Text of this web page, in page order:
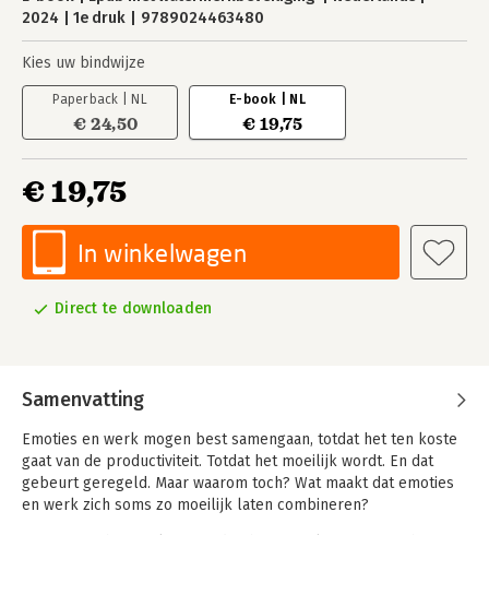
2024
1e druk 9789024463480
Kies uw bindwijze
Paperback | NL
€ 24,50
E-book | NL
€ 19,75
€ 19,75
In winkelwagen
Direct te downloaden
Samenvatting
Emoties en werk mogen best samengaan, totdat het ten koste
gaat van de productiviteit. Totdat het moeilijk wordt. En dat
gebeurt geregeld. Maar waarom toch? Wat maakt dat emoties
en werk zich soms zo moeilijk laten combineren?